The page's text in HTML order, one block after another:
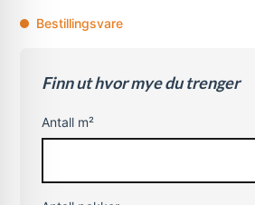
Bestillingsvare
Finn ut hvor mye du trenger
Antall m²